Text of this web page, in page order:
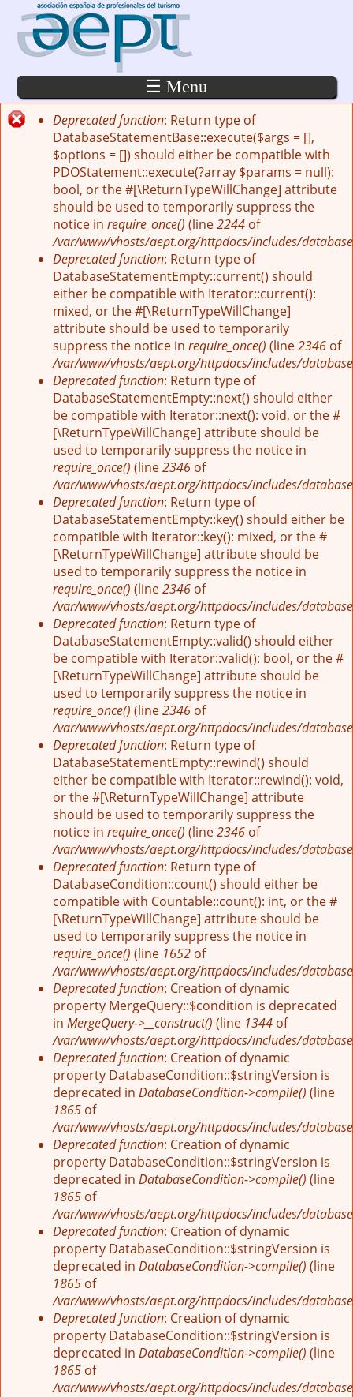
Pasar al contenido principal
☰ Menu
Mensaje de error
Deprecated function: Return type of
DatabaseStatementBase::execute($args = [],
$options = []) should either be compatible with
PDOStatement::execute(?array $params = null):
bool, or the #[\ReturnTypeWillChange] attribute
should be used to temporarily suppress the
notice in require_once() (line2244 of
/var/www/vhosts/aept.org/httpdocs/includes/
Deprecated function: Return type of
DatabaseStatementEmpty::current() should
either be compatible with Iterator::current():
mixed, or the #[\ReturnTypeWillChange]
attribute should be used to temporarily
suppress the notice in require_once() (line2346 of
/var/www/vhosts/aept.org/httpdocs/includes/
Deprecated function: Return type of
DatabaseStatementEmpty::next() should either
be compatible with Iterator::next(): void, or the #
[\ReturnTypeWillChange] attribute should be
used to temporarily suppress the notice in
require_once() (line2346 of
/var/www/vhosts/aept.org/httpdocs/includes/
Deprecated function: Return type of
DatabaseStatementEmpty::key() should either be
compatible with Iterator::key(): mixed, or the #
[\ReturnTypeWillChange] attribute should be
used to temporarily suppress the notice in
require_once() (line2346 of
/var/www/vhosts/aept.org/httpdocs/includes/
Deprecated function: Return type of
DatabaseStatementEmpty::valid() should either
be compatible with Iterator::valid(): bool, or the #
[\ReturnTypeWillChange] attribute should be
used to temporarily suppress the notice in
require_once() (line2346 of
/var/www/vhosts/aept.org/httpdocs/includes/
Deprecated function: Return type of
DatabaseStatementEmpty::rewind() should
either be compatible with Iterator::rewind(): void,
or the #[\ReturnTypeWillChange] attribute
should be used to temporarily suppress the
notice in require_once() (line2346 of
/var/www/vhosts/aept.org/httpdocs/includes/
Deprecated function: Return type of
DatabaseCondition::count() should either be
compatible with Countable::count(): int, or the #
[\ReturnTypeWillChange] attribute should be
used to temporarily suppress the notice in
require_once() (line 1652 of
/var/www/vhosts/aept.org/httpdocs/includes/
Deprecated function: Creation of dynamic
property MergeQuery::$condition is deprecated
in MergeQuery->__construct() (line 1344 of
/var/www/vhosts/aept.org/httpdocs/includes/
Deprecated function: Creation of dynamic
property DatabaseCondition::$stringVersion is
deprecated in DatabaseCondition->compile() (line
1865 of
/var/www/vhosts/aept.org/httpdocs/includes/
Deprecated function: Creation of dynamic
property DatabaseCondition::$stringVersion is
deprecated in DatabaseCondition->compile() (line
1865 of
/var/www/vhosts/aept.org/httpdocs/includes/
Deprecated function: Creation of dynamic
property DatabaseCondition::$stringVersion is
deprecated in DatabaseCondition->compile() (line
1865 of
/var/www/vhosts/aept.org/httpdocs/includes/
Deprecated function: Creation of dynamic
property DatabaseCondition::$stringVersion is
deprecated in DatabaseCondition->compile() (line
1865 of
/var/www/vhosts/aept.org/httpdocs/includes/